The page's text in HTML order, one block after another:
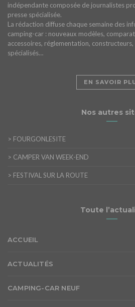
indépendante composée de journalistes
presse spécialisée.
La rédaction diffuse chaque semaine des
camping-car : nouveaux modèles,
accessoires, réglementation,
spécialisés…
EN SAVOIR
Nos autres
> FOURGONLESITE
> CAMPER VAN WEEK-END
> FESTIVAL SUR LA ROUTE
Toute
ACCUEIL
ACTUALITÉS
CAMPING-CAR NEUF